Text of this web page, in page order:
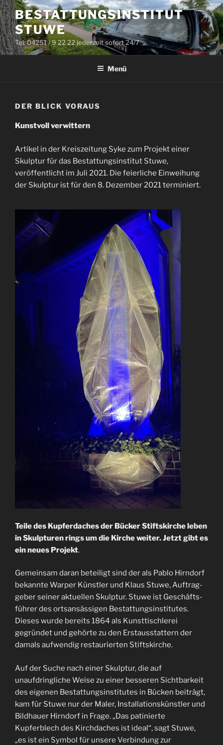
Zum
Inhalt
springen
BESTATTUNGSINSTITUT
STUWE
Tel: 04251 / 9 22 22 jederzeit sofort 24/7
Menü
DER BLICK VORAUS
Kunstvoll verwittern
Artikel in der Kreiszeitung Syke zum Projekt einer
Skulptur für das Bestattungsinstitut Stuwe,
veröffentlicht im Juli 2021. Die feierliche Einweihung
der Skulptur ist für den 8. Dezember 2021 terminiert.
Teile des Kupferdaches der Bücker Stiftskirche leben
in Skulpturen rings um die Kirche weiter. Jetzt gibt es
ein neues Projekt.
Gemeinsam daran beteiligt sind der als Pablo Hirndorf
bekannte Warper Künstler und Klaus Stuwe, Auftrag-
geber seiner aktuellen Skulptur. Stuwe ist Geschäfts-
führer des ortsansässigen Bestattungsinstitutes.
Dieses wurde bereits 1864 als Kunsttischlerei
gegründet und gehörte zu den Erstausstattern der
damals aufwendig restaurierten Stiftskirche.
Auf der Suche nach einer Skulptur, die auf
unaufdringliche Weise zu einer besseren Sichtbarkeit
des eigenen Bestattungsinstitutes in Bücken beiträgt,
kam für Stuwe nur der Maler, Installationskünstler und
Bildhauer Hirndorf in Frage. „Das patinierte
Kupferblech des Kirchdaches ist ideal“, sagt Stuwe,
„es ist ein Symbol für unsere Verbindung zur